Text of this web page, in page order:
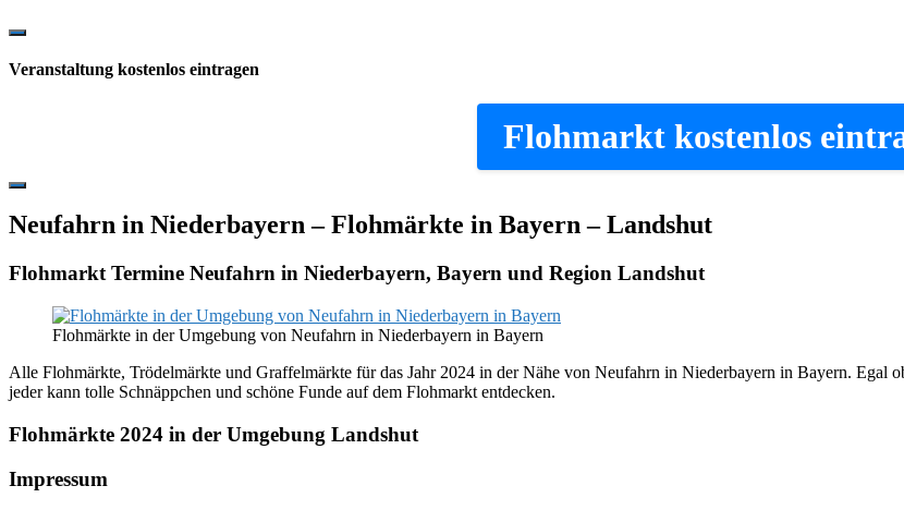
Show
Content
Veranstaltung kostenlos eintragen
Flohmarkt kostenlos
Hide
Content
Neufahrn in Niederbayern – Flohmärkte in Bayern – Landshut
Flohmarkt Termine Neufahrn in Niederbayern, Bayern und Region Landshut
Flohmärkte in der Umgebung von Neufahrn in Niederbayern in Bayern
Alle Flohmärkte, Trödelmärkte und Graffelmärkte für das Jahr 2024 in der Nähe von Neufahrn in Niederbayern in Bayern. Egal
jeder kann tolle Schnäppchen und schöne Funde auf dem Flohmarkt entdecken.
Flohmärkte 2024 in der Umgebung Landshut
Footer
Impressum